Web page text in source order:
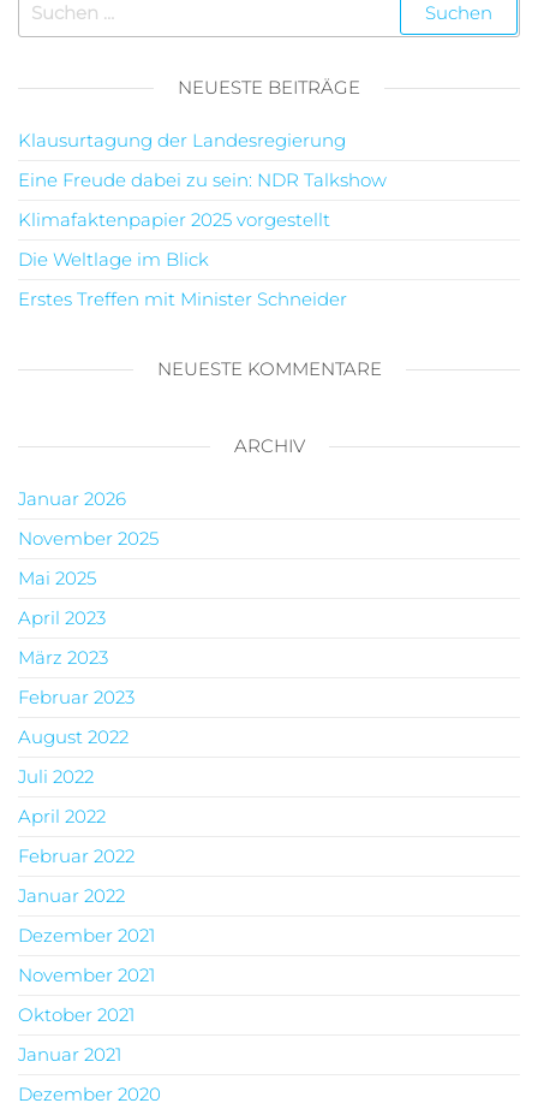
NEUESTE BEITRÄGE
Klausurtagung der Landesregierung
Eine Freude dabei zu sein: NDR Talkshow
Klimafaktenpapier 2025 vorgestellt
Die Weltlage im Blick
Erstes Treffen mit Minister Schneider
NEUESTE KOMMENTARE
ARCHIV
Januar 2026
November 2025
Mai 2025
April 2023
März 2023
Februar 2023
August 2022
Juli 2022
April 2022
Februar 2022
Januar 2022
Dezember 2021
November 2021
Oktober 2021
Januar 2021
Dezember 2020